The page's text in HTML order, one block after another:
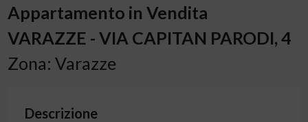
Appartamento in Vendita
VARAZZE - VIA CAPITAN PARODI, 4
Zona: Varazze
Descrizione